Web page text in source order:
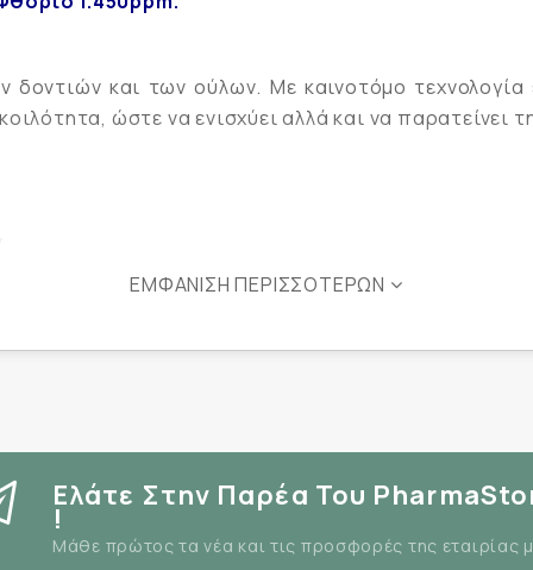
και των ούλων. Με καινοτόμο
ώστε να ενισχύει αλλά και να παρατείνει
| Αποτροπή δημιουργίας oral biofilm
από την τερηδόνα
ξυλιτόλη: Αντιφλογιστική και αντιμικροβιακή
ΕΜΦΆΝΙΣΗ ΠΕΡΙΣΣΌΤΕΡΩΝ
Ελάτε Στην Παρέα Του
!
Μάθε πρώτος τα νέα και τις προσφορές της εταιρίας